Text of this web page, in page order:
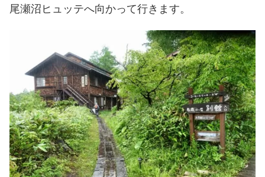
尾瀬沼ヒュッテへ向かって行きます。